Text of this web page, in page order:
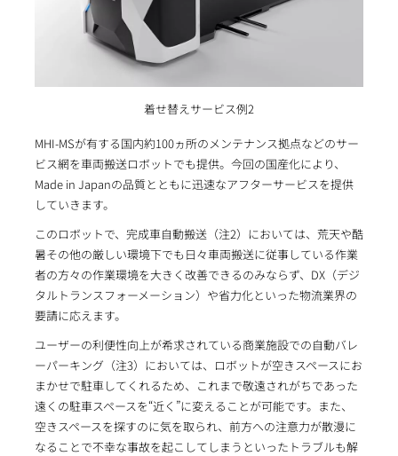
着せ替えサービス例2
MHI-MSが有する国内約100ヵ所のメンテナンス拠点などのサー
ビス網を車両搬送ロボットでも提供。今回の国産化により、
Made in Japanの品質とともに迅速なアフターサービスを提供
していきます。
このロボットで、完成車自動搬送（注2）においては、荒天や酷
暑その他の厳しい環境下でも日々車両搬送に従事している作業
者の方々の作業環境を大きく改善できるのみならず、DX（デジ
タルトランスフォーメーション）や省力化といった物流業界の
要請に応えます。
ユーザーの利便性向上が希求されている商業施設での自動バレ
ーパーキング（注3）においては、ロボットが空きスペースにお
まかせで駐車してくれるため、これまで敬遠されがちであった
遠くの駐車スペースを“近く”に変えることが可能です。また、
空きスペースを探すのに気を取られ、前方への注意力が散漫に
なることで不幸な事故を起こしてしまうといったトラブルも解